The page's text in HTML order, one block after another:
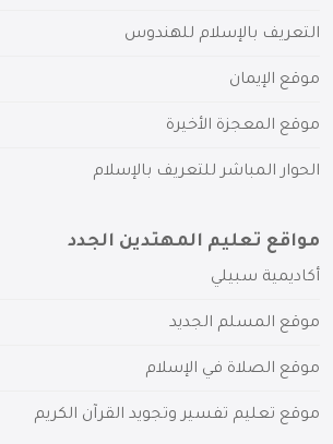
التعريف بالإسلام للهندوس
موقع الإيمان
موقع المعجزة الأخيرة
الحوار المباشر للتعريف بالإسلام
مواقع تعليم المهتدين الجدد
أكاديمية سبيلي
موقع المسلم الجديد
موقع الصلاة في الإسلام
موقع تعليم تفسير وتجويد القرآن الكريم